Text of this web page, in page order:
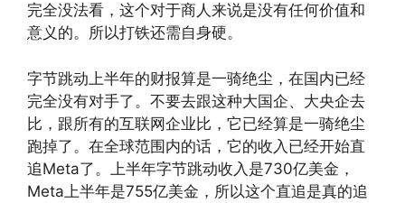
完全没法看，这个对于商人来说是没有任何价值和
意义的。所以打铁还需自身硬。
字节跳动上半年的财报算是一骑绝尘，在国内已经
完全没有对手了。不要去跟这种大国企、大央企去
比，跟所有的互联网企业比，它已经算是一骑绝尘
跑掉了。在全球范围内的话，它的收入已经开始直
追Meta了。上半年字节跳动收入是730亿美金，
Meta上半年是755亿美金，所以这个直追是真的追